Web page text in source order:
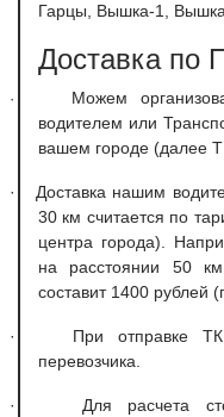
Гарцы, Вышка-1,
Доставка по
·
Можем
водителем или
вашем городе (далее
·
Доставка нашим
30 км считается по
центра города).
на расстоянии 50
составит 1400 рублей
·
При отправке
перевозчика.
·
Для расчета